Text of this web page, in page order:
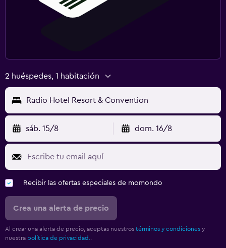
2 huéspedes, 1 habitación
Radio Hotel Resort & Convention
sáb. 15/8 dom. 16/8
Recibir las ofertas especiales de momondo
Crea una alerta de precio
Al crear una alerta de precio, aceptas nuestros términos y condiciones y
nuestra política de privacidad.